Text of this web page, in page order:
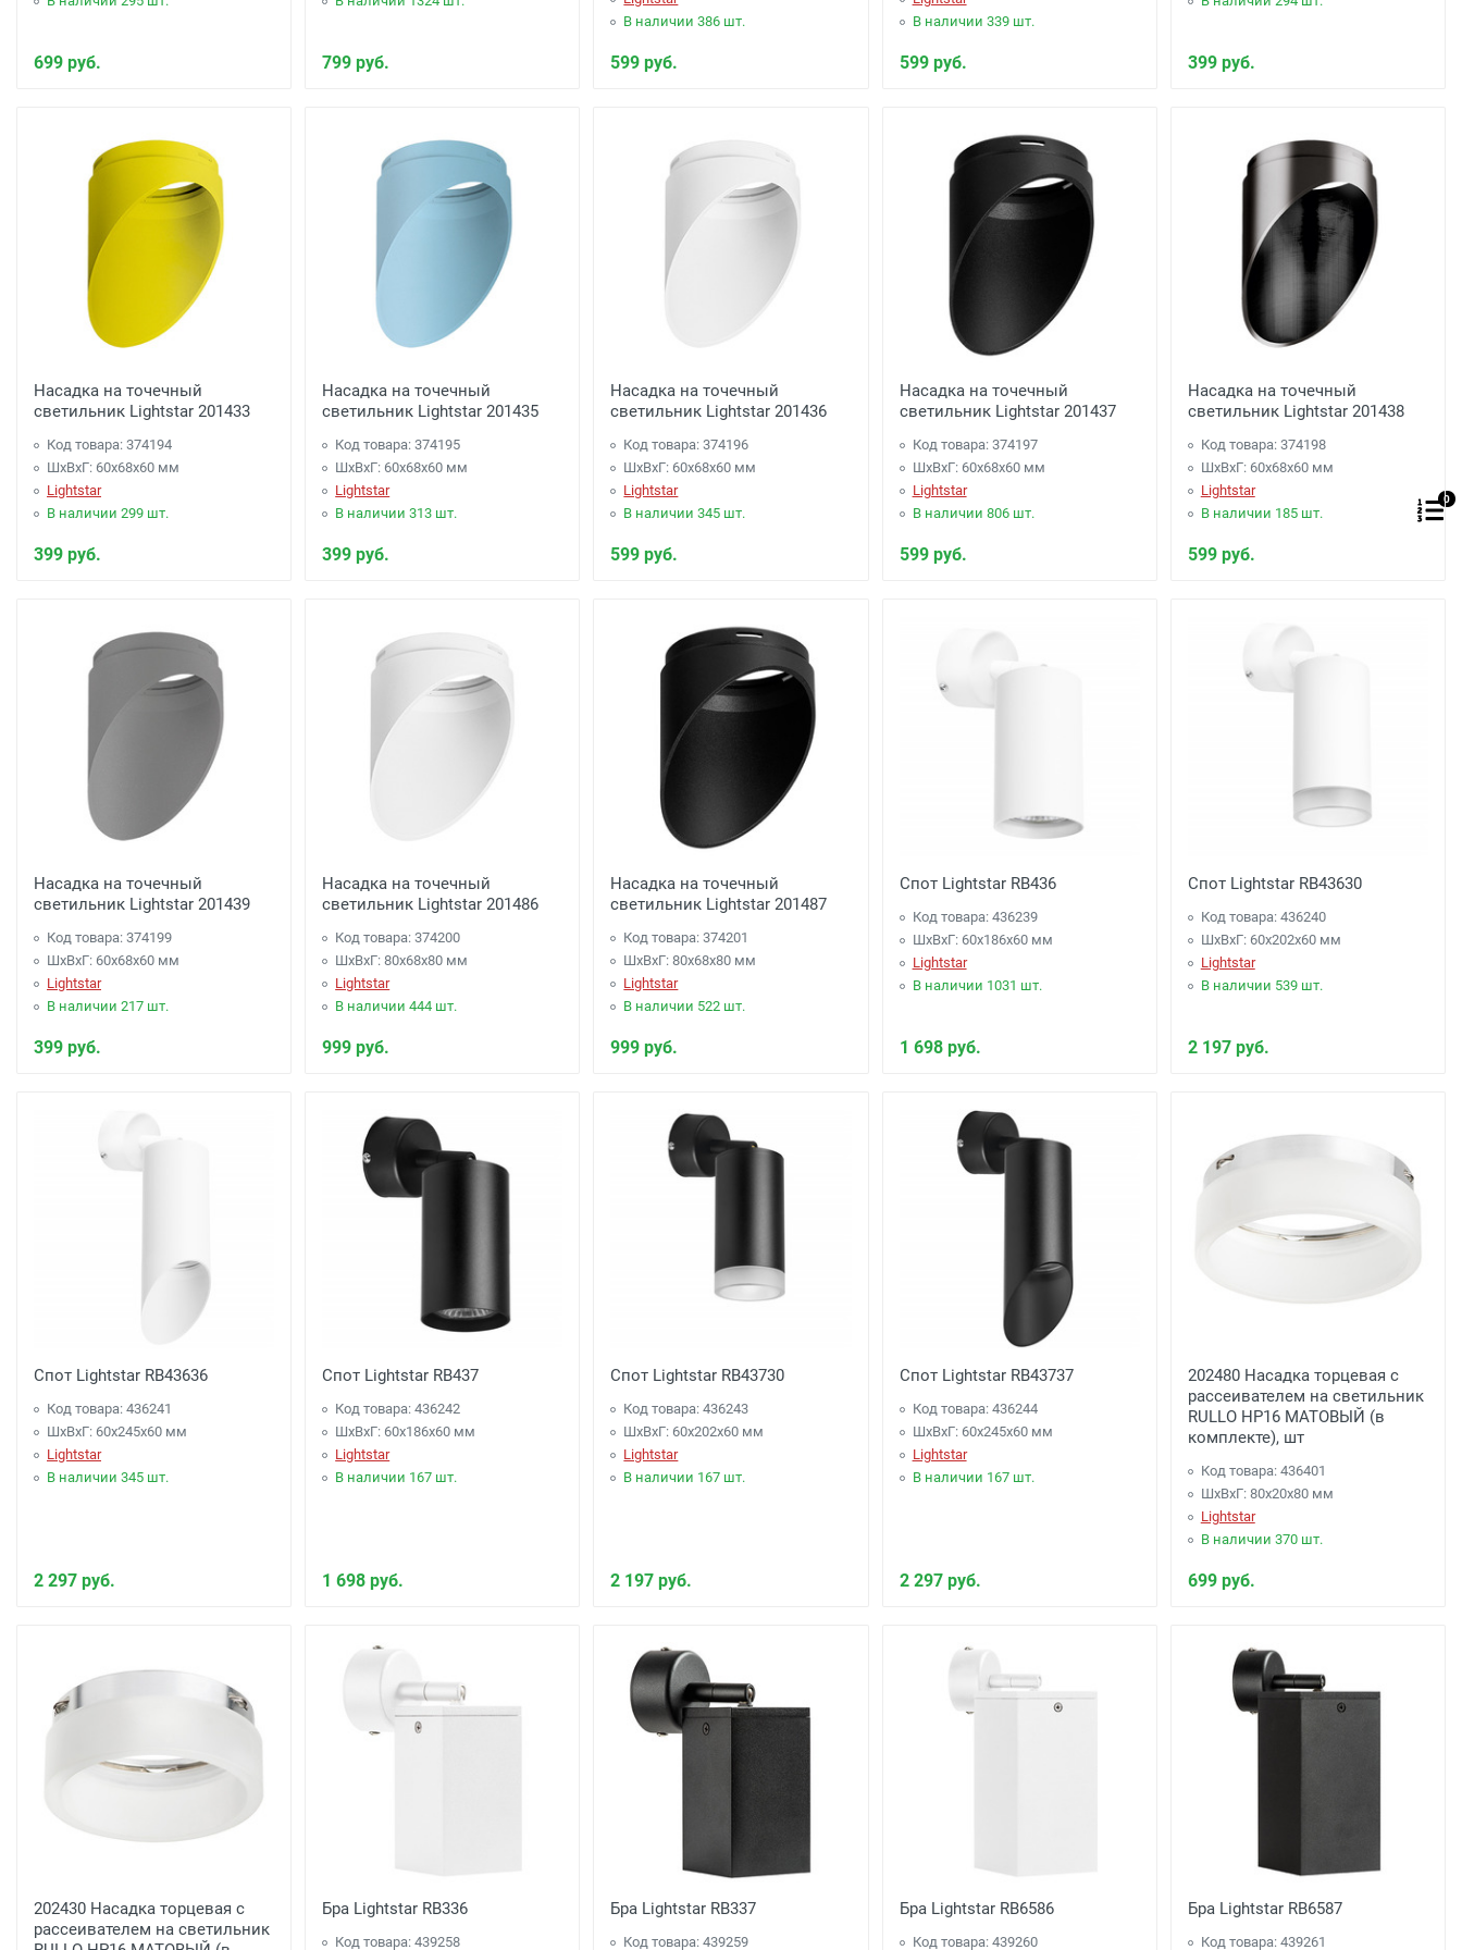
699 руб. 799 руб.
В наличии 386 шт.
599 руб.
В наличии 339 шт.
599 руб. 399 руб.
Насадка на точечный
светильник Lightstar 201433
Код товара: 374194
ШхВхГ: 60x68x60 мм
Lightstar
В наличии 299 шт.
399 руб.
Насадка на точечный
светильник Lightstar 201435
Код товара: 374195
ШхВхГ: 60x68x60 мм
Lightstar
В наличии 313 шт.
399 руб.
Насадка на точечный
светильник Lightstar 201436
Код товара: 374196
ШхВхГ: 60x68x60 мм
Lightstar
В наличии 345 шт.
599 руб.
Насадка на точечный
светильник Lightstar 201437
Код товара: 374197
ШхВхГ: 60x68x60 мм
Lightstar
В наличии 806 шт.
599 руб.
Насадка на точечный
светильник Lightstar 201438
Код товара: 374198
ШхВхГ: 60x68x60 мм
Lightstar
В наличии 185 шт.
599 руб.
Насадка на точечный
светильник Lightstar 201439
Код товара: 374199
ШхВхГ: 60x68x60 мм
Lightstar
В наличии 217 шт.
399 руб.
Насадка на точечный
светильник Lightstar 201486
Код товара: 374200
ШхВхГ: 80x68x80 мм
Lightstar
В наличии 444 шт.
999 руб.
Насадка на точечный
светильник Lightstar 201487
Код товара: 374201
ШхВхГ: 80x68x80 мм
Lightstar
В наличии 522 шт.
999 руб.
Спот Lightstar RB436
Код товара: 436239
ШхВхГ: 60x186x60 мм
Lightstar
В наличии 1031 шт.
1 698 руб.
Спот Lightstar RB43630
Код товара: 436240
ШхВхГ: 60x202x60 мм
Lightstar
В наличии 539 шт.
2 197 руб.
Спот Lightstar RB43636
Код товара: 436241
ШхВхГ: 60x245x60 мм
Lightstar
В наличии 345 шт.
2 297 руб.
Спот Lightstar RB437
Код товара: 436242
ШхВхГ: 60x186x60 мм
Lightstar
В наличии 167 шт.
1 698 руб.
Спот Lightstar RB43730
Код товара: 436243
ШхВхГ: 60x202x60 мм
Lightstar
В наличии 167 шт.
2 197 руб.
Спот Lightstar RB43737
Код товара: 436244
ШхВхГ: 60x245x60 мм
Lightstar
В наличии 167 шт.
2 297 руб.
202480 Насадка торцевая с
рассеивателем на светильник
RULLO HP16 МАТОВЫЙ (в
комплекте), шт
Код товара: 436401
ШхВхГ: 80x20x80 мм
Lightstar
В наличии 370 шт.
699 руб.
202430 Насадка торцевая с
рассеивателем на светильник
Бра Lightstar RB336
Код товара: 439258
Бра Lightstar RB337
Код товара: 439259
Бра Lightstar RB6586
Код товара: 439260
Бра Lightstar RB6587
Код товара: 439261
0